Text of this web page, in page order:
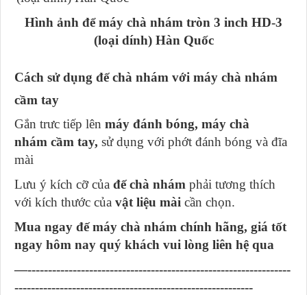
Hình ảnh để máy chà nhám tròn 3 inch HD-3
(loại dính) Hàn Quốc
Cách sử dụng đế chà nhám với máy chà nhám
cầm tay
Gắn trưc tiếp lên máy đánh bóng, máy chà
nhám cầm tay, sử dụng với phớt đánh bóng và đĩa
mài
Lưu ý kích cỡ của đế chà nhám phải tương thích
với kích thước của vật liệu mài cần chọn.
Mua ngay đế máy chà nhám chính hãng, giá tốt
ngay hôm nay quý khách vui lòng liên hệ qua
—----------------------------------------------------------------
----------------------------------------------------------